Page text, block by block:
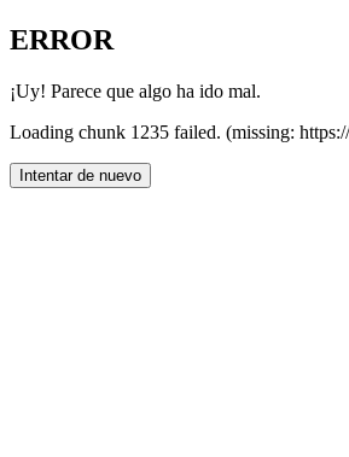
ERROR
¡Uy! Parece que algo ha ido mal.
Loading chunk 1235 failed. (missing:
Intentar de nuevo